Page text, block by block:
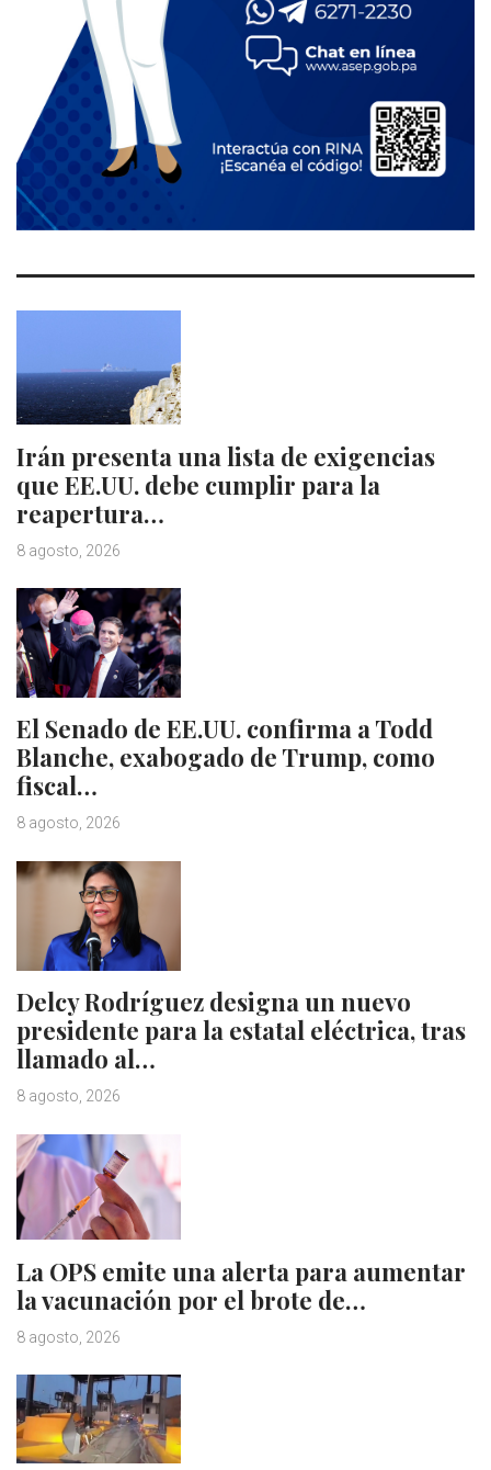
Irán presenta una lista de exigencias
que EE.UU. debe cumplir para la
reapertura…
8 agosto, 2026
El Senado de EE.UU. confirma a Todd
Blanche, exabogado de Trump, como
fiscal…
8 agosto, 2026
Delcy Rodríguez designa un nuevo
presidente para la estatal eléctrica, tras
llamado al…
8 agosto, 2026
La OPS emite una alerta para aumentar
la vacunación por el brote de…
8 agosto, 2026